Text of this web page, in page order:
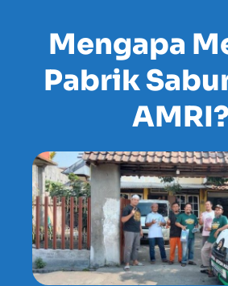
Mengapa
Pabrik
AMRI?